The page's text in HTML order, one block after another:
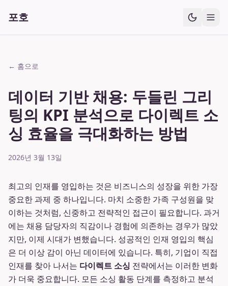
포호
← 홈으로
데이터 기반 채용: 두들린 그리
팅의 KPI 분석으로 다이렉트 소
싱 효율을 극대화하는 방법
2026년 3월 13일
최고의 인재를 영입하는 것은 비즈니스의 성장을 위한 가장
중요한 과제 중 하나입니다. 마치 소중한 가족 구성원을 맞
이하는 것처럼, 신중하고 전략적인 접근이 필요합니다. 과거
에는 채용 담당자의 직감이나 경험에 의존하는 경우가 많았
지만, 이제 시대가 변했습니다. 성공적인 인재 영입의 핵심
은 더 이상 감이 아닌 데이터에 있습니다. 특히, 기업이 직접
인재를 찾아 나서는 다이렉트 소싱 전략에서는 이러한 변화
가 더욱 중요합니다. 모든 소싱 활동 단계를 측정하고 분석